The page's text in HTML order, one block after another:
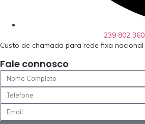
239 802 360
Custo de chamada para rede fixa nacional
Fale connosco